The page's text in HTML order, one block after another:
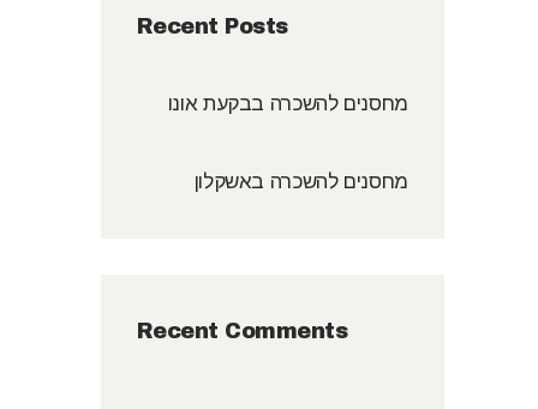
Recent Posts
מחסנים להשכרה בבקעת אונו
מחסנים להשכרה באשקלון
Recent Comments